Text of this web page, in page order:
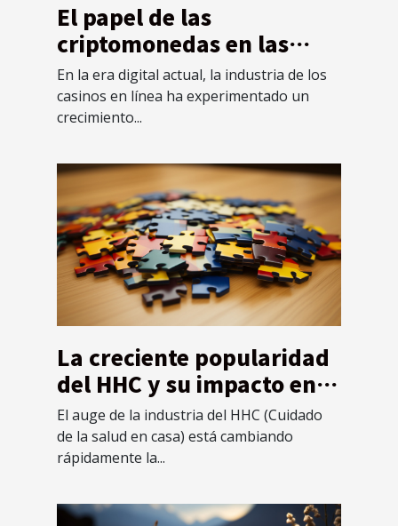
El papel de las
criptomonedas en las
transacciones de los
casinos online
En la era digital actual, la industria de los
casinos en línea ha experimentado un
crecimiento...
La creciente popularidad
del HHC y su impacto en
la economía española
El auge de la industria del HHC (Cuidado
de la salud en casa) está cambiando
rápidamente la...